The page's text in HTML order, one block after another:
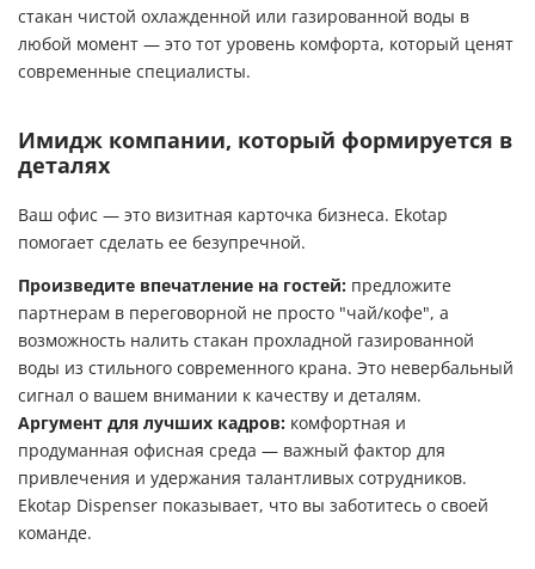
стакан чистой охлажденной или газированной воды в
любой момент — это тот уровень комфорта, который ценят
современные специалисты.
Имидж компании, который формируется в
деталях
Ваш офис — это визитная карточка бизнеса. Ekotap
помогает сделать ее безупречной.
Произведите впечатление на гостей: предложите
партнерам в переговорной не просто "чай/кофе", а
возможность налить стакан прохладной газированной
воды из стильного современного крана. Это невербальный
сигнал о вашем внимании к качеству и деталям.
Аргумент для лучших кадров: комфортная и
продуманная офисная среда — важный фактор для
привлечения и удержания талантливых сотрудников.
Ekotap Dispenser показывает, что вы заботитесь о своей
команде.